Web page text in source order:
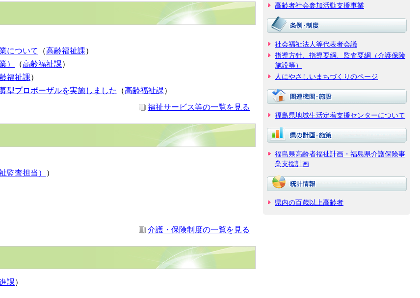
について
（高齢福祉課）
）
（高齢福祉課）
福祉課）
型プロポーザルを実施しました
（高齢福祉課）
福祉サービス等の一覧を見る
監査担当）
）
介護・保険制度の一覧を見る
課）
高齢者社会参加活動支援事業
社会福祉法人等代表者会議
指導方針、指導要綱、監査要綱（介護保険
施設等）
人にやさしいまちづくりのページ
福島県地域生活定着支援センターについて
福島県高齢者福祉計画・福島県介護保険事
業支援計画
県内の百歳以上高齢者